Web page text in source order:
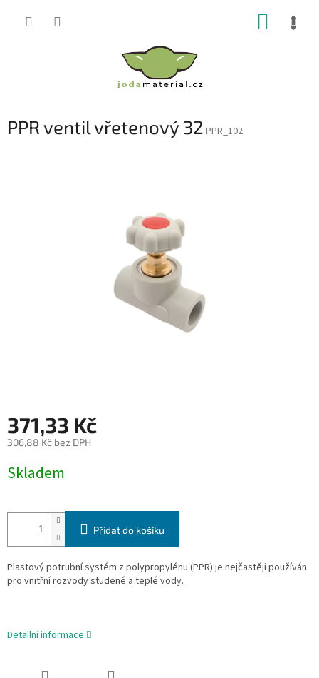
PPR ventil vřetenový 32 PPR_102
371,33 Kč
306,88 Kč bez DPH
cena:
Skladem
Přidat do košíku
Plastový potrubní systém z polypropylénu (PPR) je nejčastěji používán
pro vnitřní rozvody studené a teplé vody.
Detailní informace